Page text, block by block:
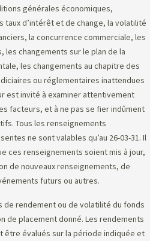
générales économiques,
d’intérêt et de change, la volatilité
la concurrence commerciale, les
changements sur le plan de la
les changements au chapitre des
ou réglementaires inattendues
est invité à examiner attentivement
facteurs, et à ne pas se fier indûment
Tous les renseignements
ne sont valables qu’au 26-03-31. Il
ces renseignements soient mis à jour,
de nouveaux renseignements, de
futurs ou autres.
de rendement ou de volatilité du fonds
de placement donné. Les rendements
être évalués sur la période indiquée et